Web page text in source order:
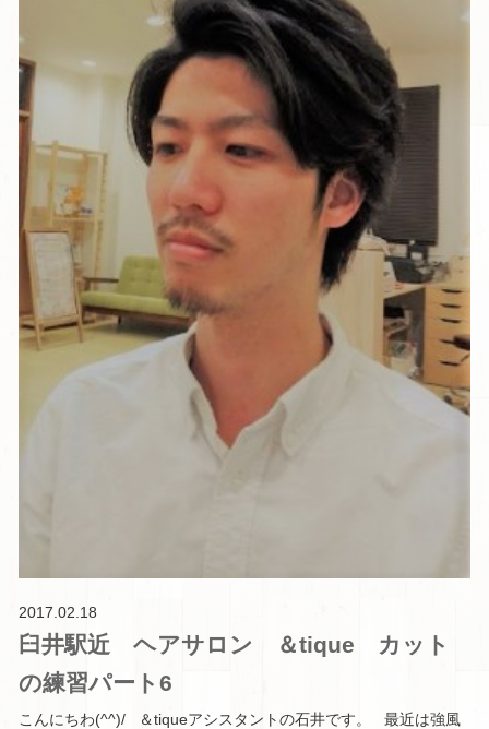
2017.02.18
臼井駅近 ヘアサロン ＆tique カット
の練習パート6
こんにちわ(^^)/ ＆tiqueアシスタントの石井です。 最近は強風